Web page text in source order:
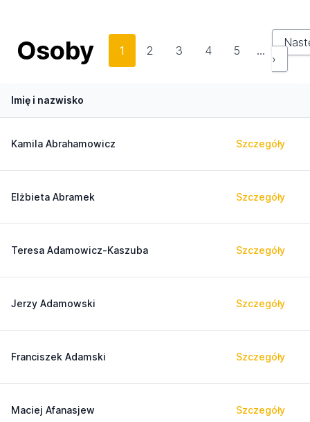
Osoby 1 2 3 4 5 …
›
Imię i nazwisko
Kamila Abrahamowicz Szczegóły
Elżbieta Abramek Szczegóły
Teresa Adamowicz-Kaszuba Szczegóły
Jerzy Adamowski Szczegóły
Franciszek Adamski Szczegóły
Maciej Afanasjew Szczegóły